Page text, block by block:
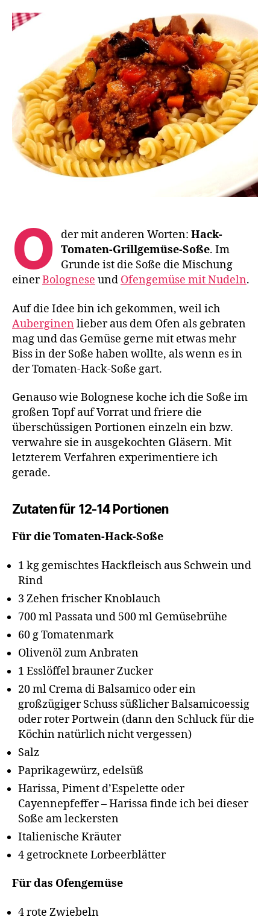
O der mit anderen Worten:Hack-
Tomaten-Grillgemüse-Soße. Im
Grunde ist die Soße die Mischung
einerBolognese und Ofengemüse mit Nudeln.
Auf die Idee bin ich gekommen, weil ich
Auberginen lieber aus dem Ofen als gebraten
mag und das Gemüse gerne mit etwas mehr
Biss in der Soße haben wollte, als wenn es in
der Tomaten-Hack-Soße gart.
Genauso wie Bolognese koche ich die Soße im
großen Topf auf Vorrat und friere die
überschüssigen Portionen einzeln ein bzw.
verwahre sie in ausgekochten Gläsern. Mit
letzterem Verfahren experimentiere ich
gerade.
Zutaten für 12-14 Portionen
Für die Tomaten-Hack-Soße
1 kg gemischtes Hackfleisch aus Schwein und
Rind
3 Zehen frischer Knoblauch
700 ml Passata und 500 ml Gemüsebrühe
60 g Tomatenmark
Olivenöl zum Anbraten
1 Esslöffel brauner Zucker
20 ml Crema di Balsamico oder ein
großzügiger Schuss süßlicher Balsamicoessig
oder roter Portwein (dann den Schluck für die
Köchin natürlich nicht vergessen)
Salz
Paprikagewürz, edelsüß
Harissa, Piment d’Espelette oder
Cayennepfeffer – Harissa finde ich bei dieser
Soße am leckersten
Italienische Kräuter
4 getrocknete Lorbeerblätter
Für das Ofengemüse
4 rote Zwiebeln